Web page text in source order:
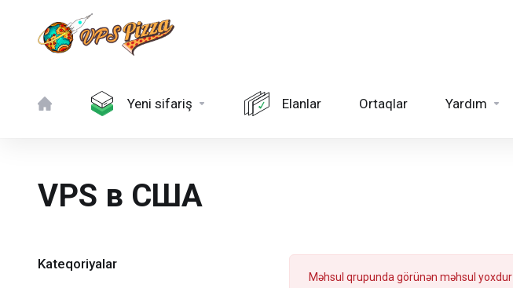
Yeni sifariş Elanlar Ortaqlar Yardım
VPS в США
Kateqoriyalar
Məhsul qrupunda görünən məhsul yoxdur